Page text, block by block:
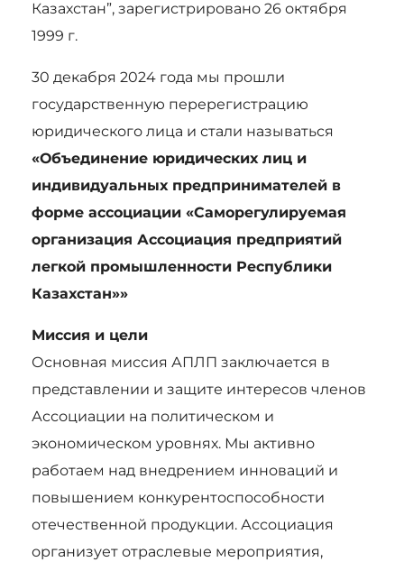
Казахстан”, зарегистрировано 26 октября
1999 г.
30 декабря 2024 года мы прошли
государственную перерегистрацию
юридического лица и стали называться
«Объединение юридических лиц и
индивидуальных предпринимателей в
форме ассоциации «Саморегулируемая
организация Ассоциация предприятий
легкой промышленности Республики
Казахстан»»
Миссия и цели
Основная миссия АПЛП заключается в
представлении и защите интересов членов
Ассоциации на политическом и
экономическом уровнях. Мы активно
работаем над внедрением инноваций и
повышением конкурентоспособности
отечественной продукции. Ассоциация
организует отраслевые мероприятия,